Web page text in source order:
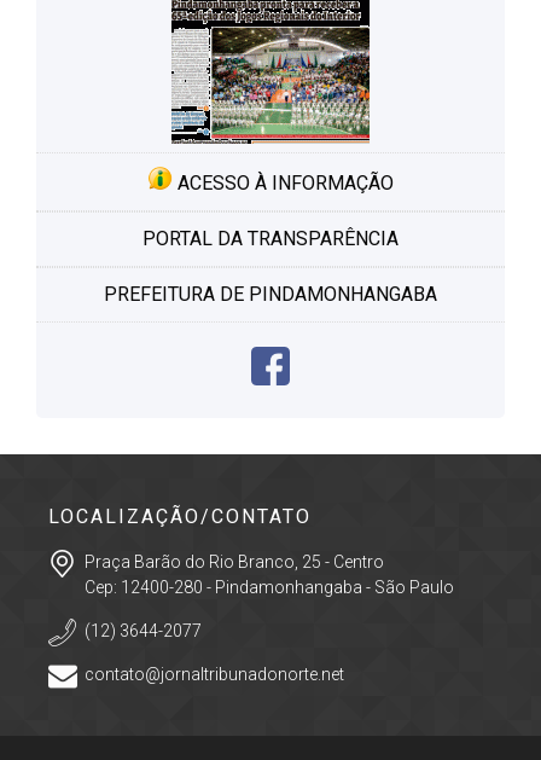
ACESSO À INFORMAÇÃO
PORTAL DA TRANSPARÊNCIA
PREFEITURA DE PINDAMONHANGABA
LOCALIZAÇÃO/CONTATO
Praça Barão do Rio Branco, 25 - Centro
Cep: 12400-280 - Pindamonhangaba - São Paulo
(12) 3644-2077
contato@jornaltribunadonorte.net